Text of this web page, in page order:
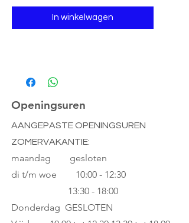
In winkelwagen
Openingsuren
AANGEPASTE OPENINGSUREN
ZOMERVAKANTIE:
maandag gesloten
di t/m woe 10:00 - 12:30
13:30 - 18:00
Donderdag GESLOTEN